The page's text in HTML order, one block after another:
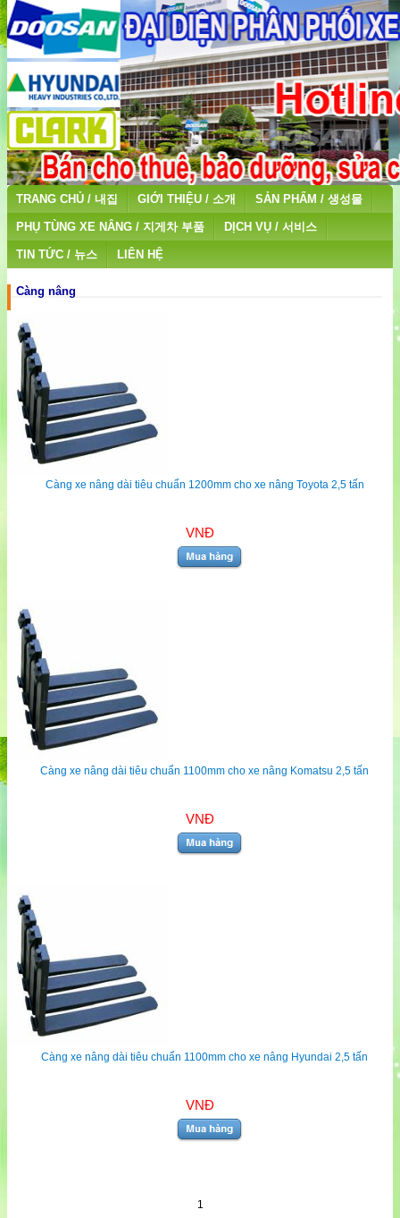
TRANG CHỦ / 내집 GIỚI THIỆU / 소개 SẢN PHẨM / 생성물
PHỤ TÙNG XE NÂNG / 지게차 부품 DỊCH VỤ / 서비스
TIN TỨC / 뉴스 LIÊN HỆ
Càng nâng
Càng xe nâng dài tiêu chuẩn 1200mm cho xe nâng Toyota 2,5 tấn
VNĐ
Càng xe nâng dài tiêu chuẩn 1100mm cho xe nâng Komatsu 2,5 tấn
VNĐ
Càng xe nâng dài tiêu chuẩn 1100mm cho xe nâng Hyundai 2,5 tấn
VNĐ
1